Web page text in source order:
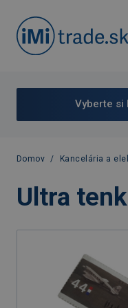
Vyberte si
Domov / Kancelária a
Ultra